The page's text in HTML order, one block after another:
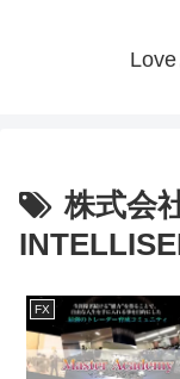
株式会
FX